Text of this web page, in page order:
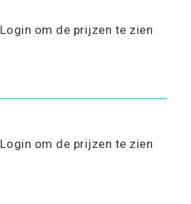
Login om de prijzen te zien
Login om de prijzen te zien